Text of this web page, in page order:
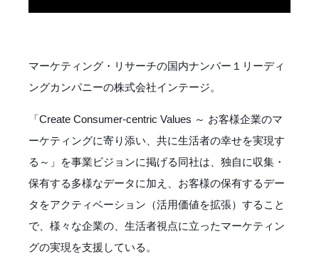
マーケティング・リサーチの国内ナンバー１リーディ
ングカンパニーの株式会社インテージ。
「Create Consumer-centric Values ～ お客様企業のマ
ーケティングに寄り添い、共に生活者の幸せを実現す
る～」を事業ビジョンに掲げる同社は、独自に収集・
保有する多様なデータに加え、お客様の保有するデー
タをアクティベーション（活用価値を拡張）すること
で、様々な企業の、生活者視点に立ったマーケティン
グの実現を支援している。